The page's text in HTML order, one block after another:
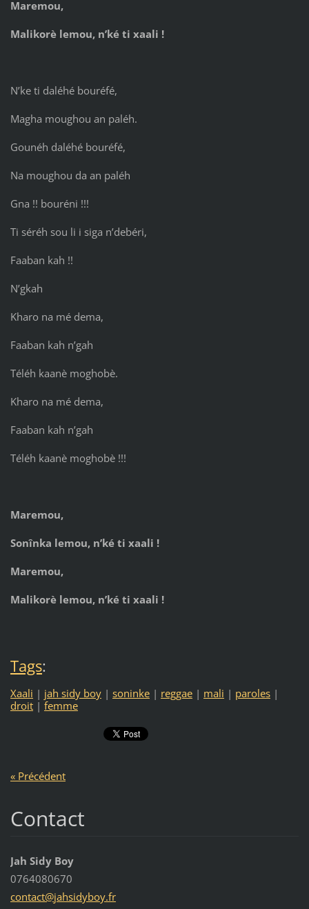
Maremou,
Malikorè lemou, n’ké ti xaali !
N’ke ti daléhé bouréfé,
Magha moughou an paléh.
Gounéh daléhé bouréfé,
Na moughou da an paléh
Gna !! bouréni !!!
Ti séréh sou li i siga n’debéri,
Faaban kah !!
N’gkah
Kharo na mé dema,
Faaban kah n’gah
Téléh kaanè moghobè.
Kharo na mé dema,
Faaban kah n’gah
Téléh kaanè moghobè !!!
Maremou,
Sonînka lemou, n’ké ti xaali !
Maremou,
Malikorè lemou, n’ké ti xaali !
Tags:
Xaali | jah sidy boy | soninke | reggae | mali | paroles |
droit | femme
« Précédent
Contact
Jah Sidy Boy
0764080670
contact@jahsidyboy.fr